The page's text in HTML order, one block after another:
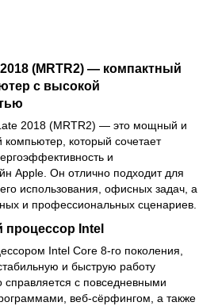
(MRTR2) — компактный
с высокой
2018 (MRTR2) — это мощный и
который сочетает
и
Apple. Он отлично подходит для
использования, офисных задач, а
и профессиональных сценариев.
Intel
Intel Core 8-го поколения,
и быструю работу
справляется с повседневными
веб-сёрфингом, а также